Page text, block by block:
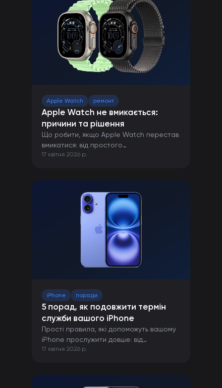
Apple Watch ремонт
Apple Watch не вмикається:
причини та рішення
Що робити, якщо Apple Watch перестав
вмикатися: від простого
перезавантаження до ремонту в сервісі.
17 квітня 2026 р.
iPhone поради
5 порад, як подовжити термін
служби вашого iPhone
Прості правила, які допоможуть вашому
iPhone прослужити довше: від
правильної зарядки до захисту від
17 квітня 2026 р.